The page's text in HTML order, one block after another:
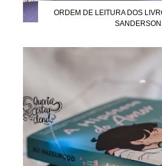
ORDEM DE LEITURA DOS
SANDERSON